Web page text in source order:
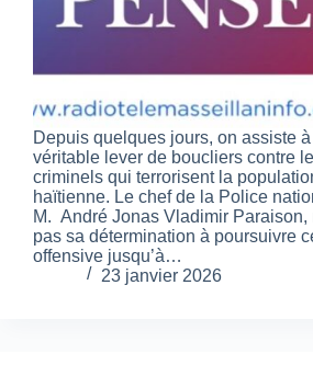
Depuis quelques jours, on assiste à
véritable lever de boucliers contre
criminels qui terrorisent la
haïtienne. Le chef de la Police
M. André Jonas Vladimir Paraison,
pas sa détermination à poursuivre
offensive jusqu’à…
23 janvier 2026